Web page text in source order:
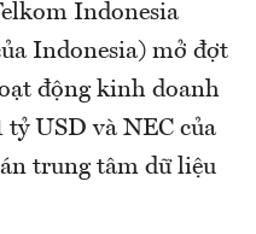
Indonesia
Indonesia) mở đợt
động kinh doanh
USD và NEC của
trung tâm dữ liệu